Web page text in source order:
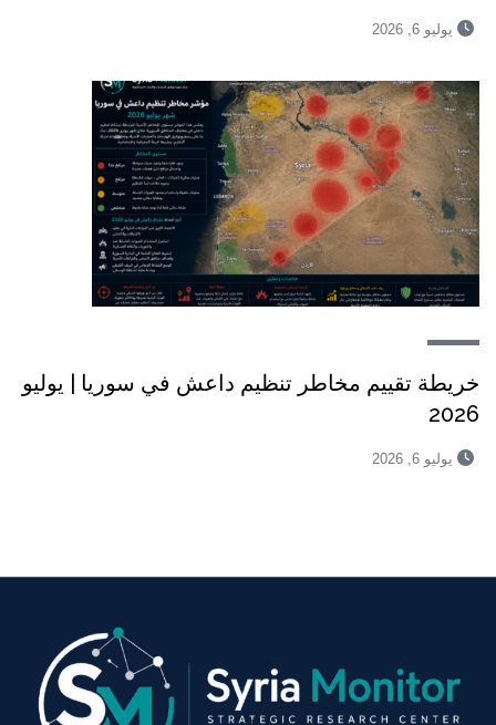
يوليو 6, 2026
خريطة تقييم مخاطر تنظيم داعش في سوريا | يوليو
2026
يوليو 6, 2026